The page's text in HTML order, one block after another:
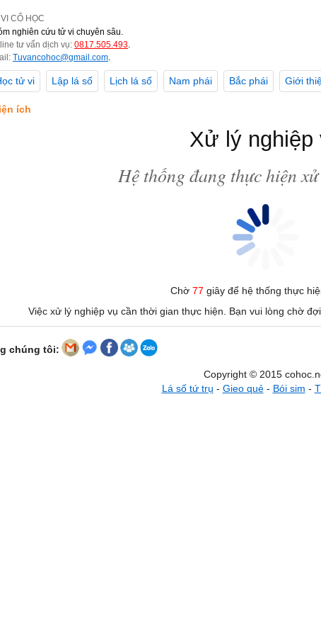
CỔ HỌC
nghiên cứu tử vi chuyên sâu.
tư vấn dịch vụ: 0817.505.493.
Tuvancohoc@gmail.com.
tử vi Lập lá số Lịch lá số Nam phái Bắc phái Giới
ích
Xử lý nghiệp
Hệ thống đang thực hiện
Chờ 77 giây để hệ thống thực
Việc xử lý nghiệp vụ cần thời gian thực hiện. Bạn vui lòng chờ
chúng tôi:
Copyright © 2015
Lá số tứ trụ - Gieo quẻ- Bói sim -